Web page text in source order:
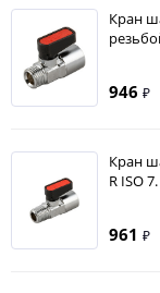
Кран
946 ₽
Кран
R ISO
961 ₽